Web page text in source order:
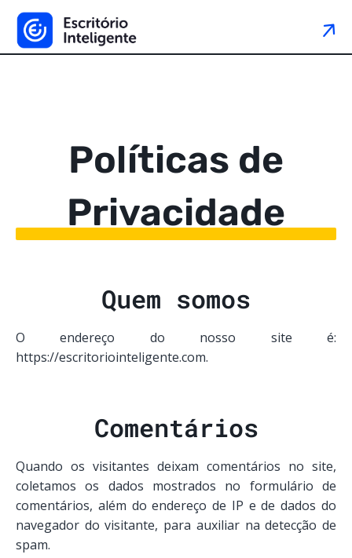
Políticas de
Privacidade
Quem somos
O endereço do nosso site é:
https://escritoriointeligente.com.
Comentários
Quando os visitantes deixam comentários no site,
coletamos os dados mostrados no formulário de
comentários, além do endereço de IP e de dados do
navegador do visitante, para auxiliar na detecção de
spam.